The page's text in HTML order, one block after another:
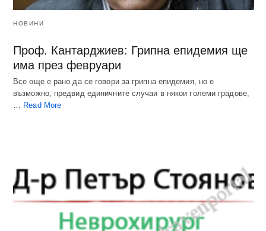
НОВИНИ
Проф. Кантарджиев: Грипна епидемия ще
има през февруари
Все още е рано да се говори за грипна епидемия, но е
възможно, предвид единичните случаи в някои големи градове,
… Read More